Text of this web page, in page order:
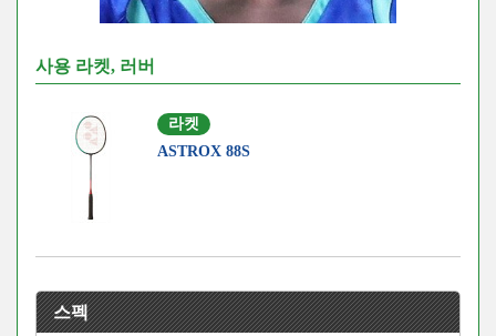
사용 라켓, 러버
라켓
ASTROX 88S
스펙